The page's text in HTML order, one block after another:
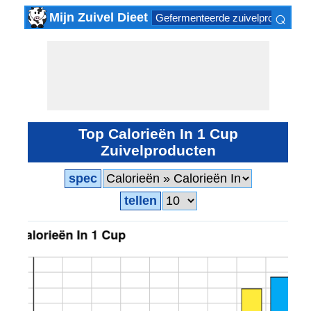
Mijn Zuivel Dieet Gefermenteerde zuivelproducten
⌕
Top Calorieën In 1 Cup
Zuivelproducten
spec
tellen